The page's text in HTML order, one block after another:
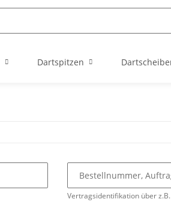
Dartspitzen
Vertragsidentifikation über
Bestellnummer,